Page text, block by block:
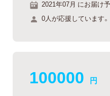
2021年07月 にお届け予
0人が応援しています。
100000 円